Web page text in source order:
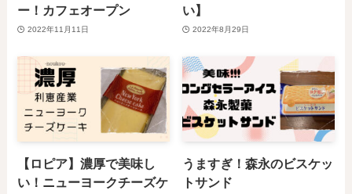
ー！カフェオープン
2022年11月11日
い】
2022年8月29日
【ロピア】濃厚で美味し
い！ニューヨークチーズケ
うますぎ！森永のビスケッ
トサンド